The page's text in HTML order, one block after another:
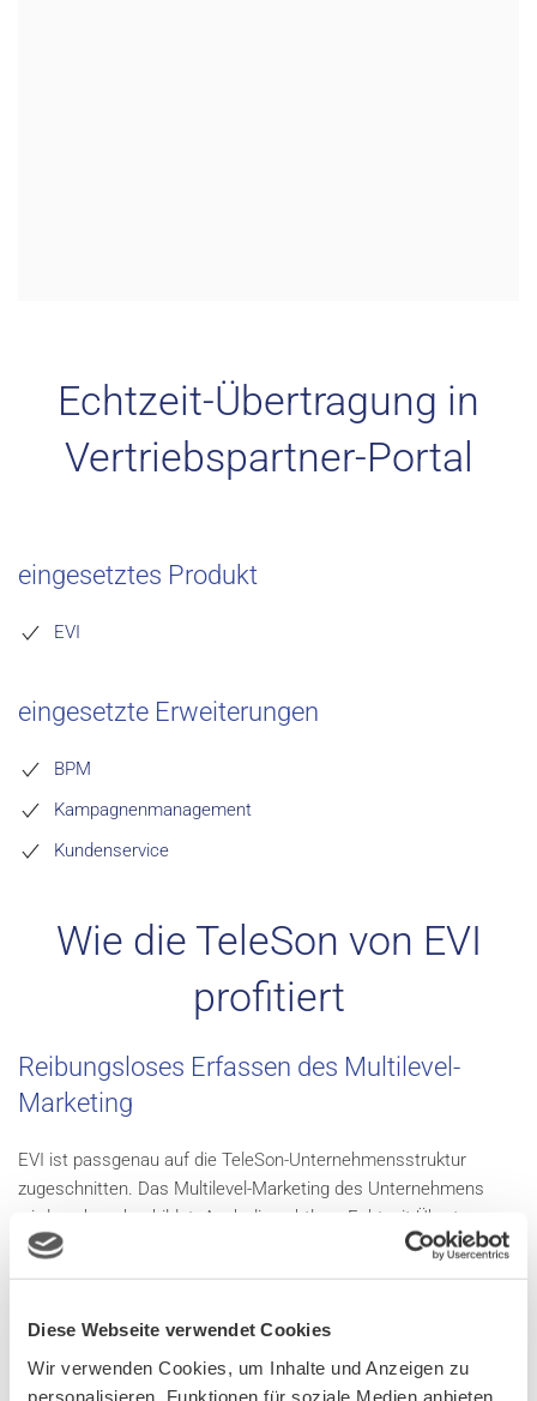
Diese Webseite verwendet Cookies
Wir verwenden Cookies, um Inhalte und Anzeigen zu
personalisieren, Funktionen für soziale Medien anbieten
Echtzeit-Übertragung in
Vertriebspartner-Portal
eingesetztes Produkt
EVI
eingesetzte Erweiterungen
BPM
Kampagnenmanagement
Kundenservice
Wie die TeleSon von EVI
profitiert
Reibungsloses Erfassen des Multilevel-
Marketing
EVI ist passgenau auf die TeleSon-Unternehmensstruktur
zugeschnitten. Das Multilevel-Marketing des Unternehmens
wird sauber abgebildet. Auch die nahtlose Echtzeit-Übertragung
aller relevanten Informationen in das hauseigene
Vertriebspartner-Portal wurde in kürzester Zeit umgesetzt.
EVI ist digitale Anlaufstelle
Die zentrale Verwaltung der Stamm- und Kontaktdaten von rund